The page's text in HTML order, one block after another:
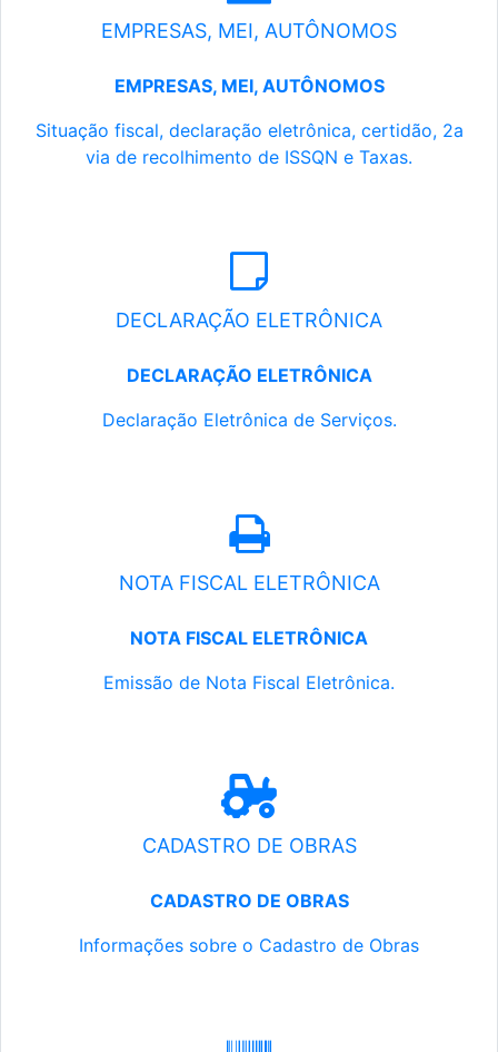
EMPRESAS, MEI, AUTÔNOMOS
EMPRESAS, MEI, AUTÔNOMOS
Situação fiscal, declaração eletrônica, certidão, 2a
via de recolhimento de ISSQN e Taxas.
DECLARAÇÃO ELETRÔNICA
DECLARAÇÃO ELETRÔNICA
Declaração Eletrônica de Serviços.
NOTA FISCAL ELETRÔNICA
NOTA FISCAL ELETRÔNICA
Emissão de Nota Fiscal Eletrônica.
CADASTRO DE OBRAS
CADASTRO DE OBRAS
Informações sobre o Cadastro de Obras